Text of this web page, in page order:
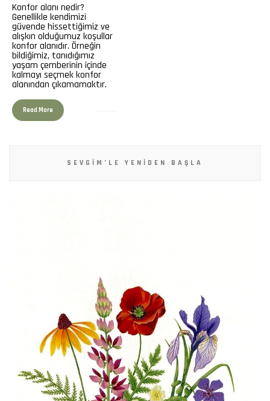
Konfor alanı nedir?
Genellikle kendimizi
güvende hissettiğimiz ve
alışkın olduğumuz koşullar
konfor alanıdır. Örneğin
bildiğimiz, tanıdığımız
yaşam çemberinin içinde
kalmayı seçmek konfor
alanından çıkamamaktır.
Read More
SEVGIM’LE YENIDEN BAŞLA